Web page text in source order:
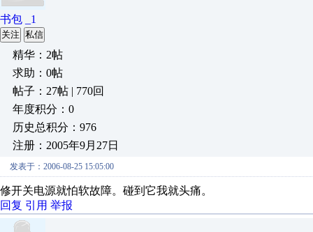
书包 _1
关注 私信
精华：2帖
求助：0帖
帖子：27帖 | 770回
年度积分：0
历史总积分：976
注册：2005年9月27日
发表于：2006-08-25 15:05:00
修开关电源就怕软故障。碰到它我就头痛。
回复 引用 举报